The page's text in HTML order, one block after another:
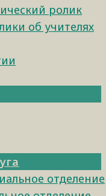
ролик
об учителях
отделение